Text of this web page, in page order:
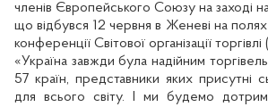
членів Європейського Союзу на заході
що відбувся 12 червня в Женеві на полях
конференції Світової організації
«Україна завжди була надійним
57 країн, представники яких присутні
для всього світу. І ми будемо